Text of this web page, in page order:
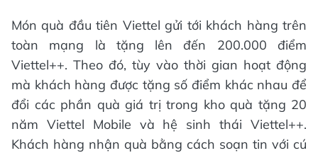
Món quà đầu tiên Viettel gửi tới khách hàng trên
toàn mạng là tặng lên đến 200.000 điểm
Viettel++. Theo đó, tùy vào thời gian hoạt động
mà khách hàng được tặng số điểm khác nhau để
đổi các phần quà giá trị trong kho quà tặng 20
năm Viettel Mobile và hệ sinh thái Viettel++.
Khách hàng nhận quà bằng cách soạn tin với cú